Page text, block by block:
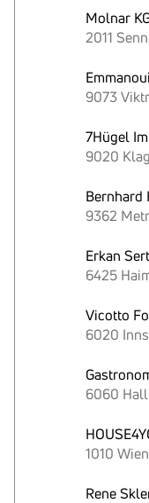
Molnar
2011
9073
7Hügel
9020
Bernhard
9362
Erkan Sert
6425
Vicotto
6020
6060
1010 Wien
Rene